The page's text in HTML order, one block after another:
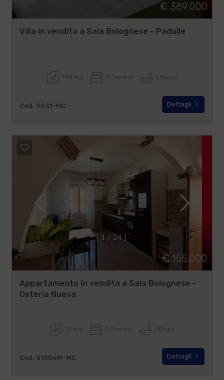
€ 389.000
Villa in vendita a Sala Bolognese - Padulle
188 mq 3 Camere 2 Bagni
Cod. S6S1-MC Dettagli
[ 1 / 24 ]
€ 155.000
Appartamento in vendita a Sala Bolognese -
Osteria Nuova
72 mq 2 Camere 1 Bagni
Cod. S1006M-MC Dettagli